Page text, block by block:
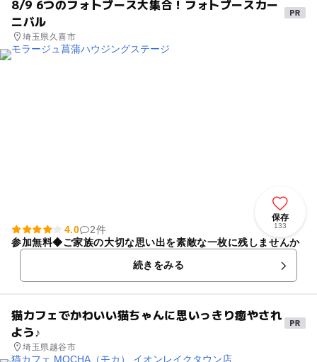
8/9 6つのフォトブース大集合！フォトブースカー
ニバル
埼玉県久喜市
保存
133
4.0
2件
参加無料◆ご家族の大切な思い出を素敵な一枚に残しませんか
続きをみる
猫カフェでかわいい猫ちゃんに思いっきり癒やされ
よう♪
埼玉県越谷市